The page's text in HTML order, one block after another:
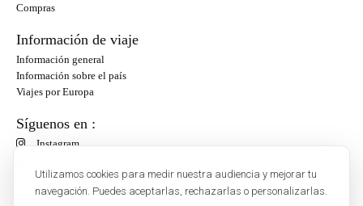
Utilizamos cookies para medir nuestra audiencia y mejorar tu
navegación. Puedes aceptarlas, rechazarlas o personalizarlas.
Compras
Información de viaje
Información general
Información sobre el país
Viajes por Europa
Síguenos en :
Instagram